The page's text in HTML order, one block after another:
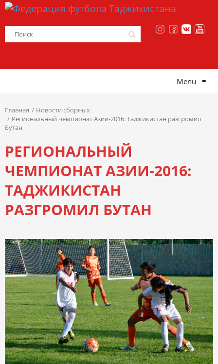
Menu ≡
Главная
Новости сборных
Региональный чемпионат Азии-2016: Таджикистан разгромил
Бутан
РЕГИОНАЛЬНЫЙ
ЧЕМПИОНАТ АЗИИ-2016:
ТАДЖИКИСТАН
РАЗГРОМИЛ БУТАН